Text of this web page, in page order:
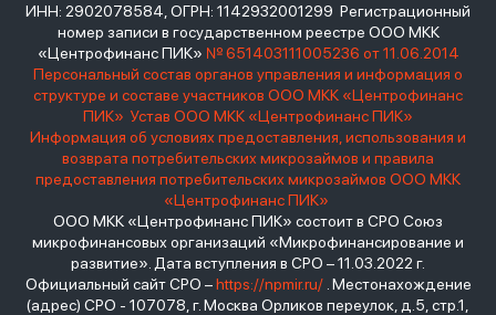
ИНН: 2902078584, ОГРН: 1142932001299 Регистрационный
номер записи в государственном реестре ООО МКК
«Центрофинанс ПИК» № 651403111005236 от 11.06.2014
Персональный состав органов управления и информация о
структуре и составе участников ООО МКК «Центрофинанс
ПИК» Устав ООО МКК «Центрофинанс ПИК»
Информация об условиях предоставления, использования и
возврата потребительских микрозаймов и правила
предоставления потребительских микрозаймов ООО МКК
«Центрофинанс ПИК»
ООО МКК «Центрофинанс ПИК» состоит в СРО Союз
микрофинансовых организаций «Микрофинансирование и
развитие». Дата вступления в СРО – 11.03.2022 г.
Официальный сайт СРО –https://npmir.ru/. Местонахождение
(адрес) СРО - 107078, г. Москва Орликов переулок, д.5, стр.1,